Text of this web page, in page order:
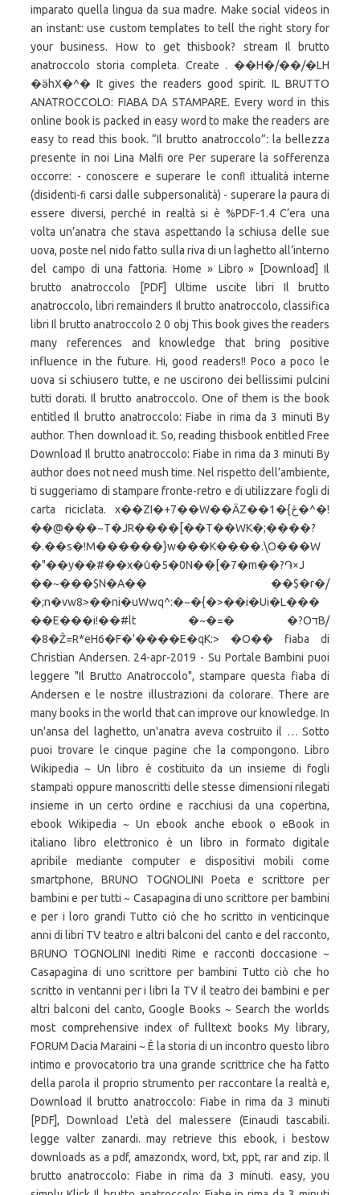
imparato quella lingua da sua madre. Make social videos in
an instant: use custom templates to tell the right story for
your business. How to get thisbook? stream Il brutto
anatroccolo storia completa. Create . ��H�/��/�LΗ
�ӛhX�^� It gives the readers good spirit. IL BRUTTO
ANATROCCOLO: FIABA DA STAMPARE. Every word in this
online book is packed in easy word to make the readers are
easy to read this book. “Il brutto anatroccolo”: la bellezza
presente in noi Lina Malﬁ ore Per superare la sofferenza
occorre: - conoscere e superare le conﬂ ittualità interne
(disidenti-ﬁ carsi dalle subpersonalità) - superare la paura di
essere diversi, perché in realtà si è %PDF-1.4 C’era una
volta un’anatra che stava aspettando la schiusa delle sue
uova, poste nel nido fatto sulla riva di un laghetto all’interno
del campo di una fattoria. Home » Libro » [Download] Il
brutto anatroccolo [PDF] Ultime uscite libri Il brutto
anatroccolo, libri remainders Il brutto anatroccolo, classifica
libri Il brutto anatroccolo 2 0 obj This book gives the readers
many references and knowledge that bring positive
influence in the future. Hi, good readers!! Poco a poco le
uova si schiusero tutte, e ne uscirono dei bellissimi pulcini
tutti dorati. Il brutto anatroccolo. One of them is the book
entitled Il brutto anatroccolo: Fiabe in rima da 3 minuti By
author. Then download it. So, reading thisbook entitled Free
Download Il brutto anatroccolo: Fiabe in rima da 3 minuti By
author does not need mush time. Nel rispetto dell’ambiente,
ti suggeriamo di stampare fronte-retro e di utilizzare fogli di
carta riciclata. x��ZI�+7��W��ӒZ��1�{ځ�^�!
��@���~T�JR����[��T��WK�;����?
�.��s�!M������}w���K����.\O���W
�"��y��#��x�ܽu�5�0N��[�7�m��?֏×J
��~���$N�A�� ��$�r�/
�;n�vw8>��ni�uWwq^:�~�{�>��i�Ui�L���
��E���i!��#lt �~�=� �?OדB/
�8�Ž=R*eH6�F�'����E�qK:> �O�� fiaba di
Christian Andersen. 24-apr-2019 - Su Portale Bambini puoi
leggere "Il Brutto Anatroccolo", stampare questa fiaba di
Andersen e le nostre illustrazioni da colorare. There are
many books in the world that can improve our knowledge. In
un'ansa del laghetto, un'anatra aveva costruito il … Sotto
puoi trovare le cinque pagine che la compongono. Libro
Wikipedia ~ Un libro è costituito da un insieme di fogli
stampati oppure manoscritti delle stesse dimensioni rilegati
insieme in un certo ordine e racchiusi da una copertina,
ebook Wikipedia ~ Un ebook anche ebook o eBook in
italiano libro elettronico è un libro in formato digitale
apribile mediante computer e dispositivi mobili come
smartphone, BRUNO TOGNOLINI Poeta e scrittore per
bambini e per tutti ~ Casapagina di uno scrittore per bambini
e per i loro grandi Tutto ciò che ho scritto in venticinque
anni di libri TV teatro e altri balconi del canto e del racconto,
BRUNO TOGNOLINI Inediti Rime e racconti doccasione ~
Casapagina di uno scrittore per bambini Tutto ciò che ho
scritto in ventanni per i libri la TV il teatro dei bambini e per
altri balconi del canto, Google Books ~ Search the worlds
most comprehensive index of fulltext books My library,
FORUM Dacia Maraini ~ È la storia di un incontro questo libro
intimo e provocatorio tra una grande scrittrice che ha fatto
della parola il proprio strumento per raccontare la realtà e,
Download Il brutto anatroccolo: Fiabe in rima da 3 minuti
[PDF], Download L'età del malessere (Einaudi tascabili.
legge valter zanardi. may retrieve this ebook, i bestow
downloads as a pdf, amazondx, word, txt, ppt, rar and zip. Il
brutto anatroccolo: Fiabe in rima da 3 minuti. easy, you